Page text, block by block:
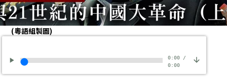
(粵語組製圖)
0:00/
0:00